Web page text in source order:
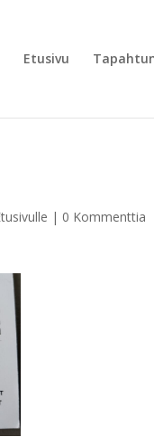
Etusivu
| 0 Kommenttia